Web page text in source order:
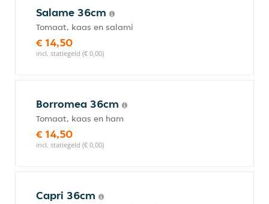
Salame 36cm
Tomaat, kaas en salami
€ 14,50
incl. statiegeld (€ 0,00)
Borromea 36cm
Tomaat, kaas en ham
€ 14,50
incl. statiegeld (€ 0,00)
Capri 36cm